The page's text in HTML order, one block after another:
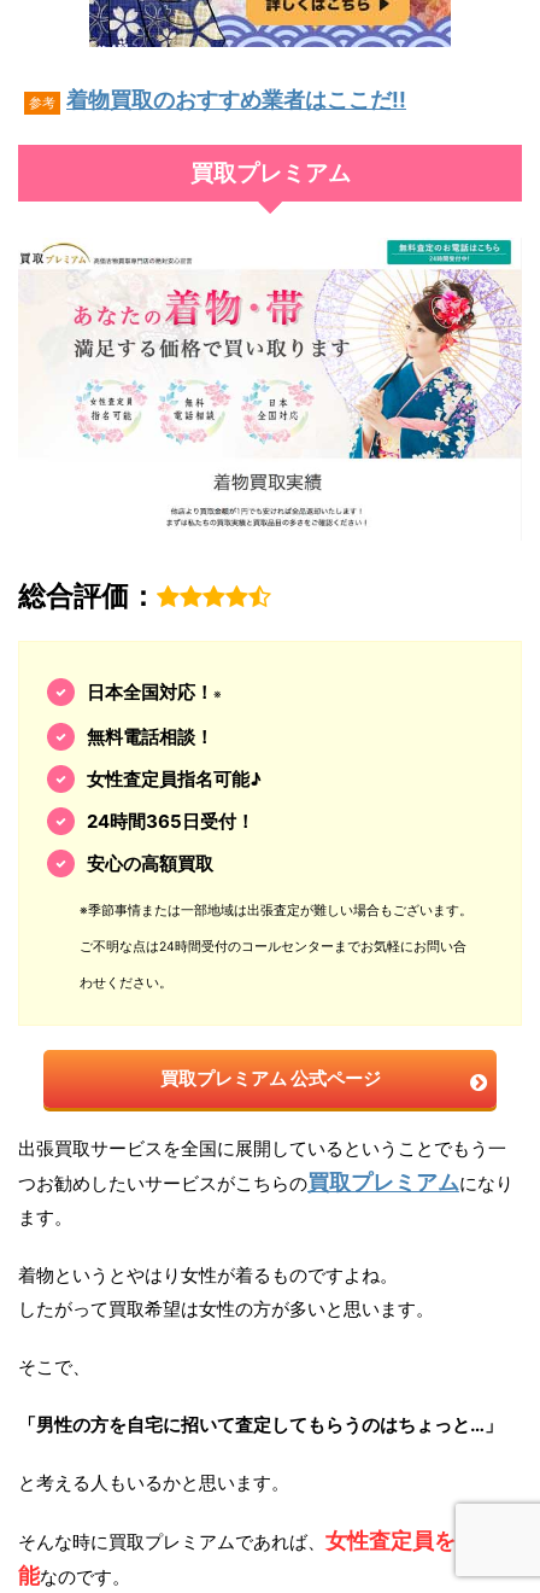
参考 着物買取のおすすめ業者はここだ!!
買取プレミアム
総合評価：
日本全国対応！ ※
無料電話相談！
女性査定員指名可能♪
24時間365日受付！
安心の高額買取
※季節事情または一部地域は出張査定が難しい場合もございます。
ご不明な点は24時間受付のコールセンターまでお気軽にお問い合
わせください。
買取プレミアム 公式ページ
出張買取サービスを全国に展開しているということでもう一
つお勧めしたいサービスがこちらの買取プレミアムになり
ます。
着物というとやはり女性が着るものですよね。
したがって買取希望は女性の方が多いと思います。
そこで、
「男性の方を自宅に招いて査定してもらうのはちょっと…」
と考える人もいるかと思います。
そんな時に買取プレミアムであれば、 女性査定員を指名可
能なのです。